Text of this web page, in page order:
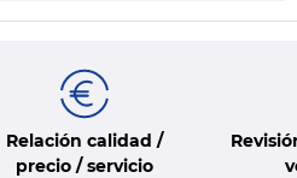
Relación calidad /
precio / servicio